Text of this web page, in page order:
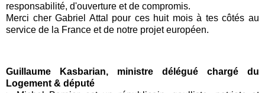
responsabilité, d'ouverture et de compromis.
Merci cher Gabriel Attal pour ces huit mois à tes côtés au
service de la France et de notre projet européen.
Guillaume Kasbarian, ministre délégué chargé du
Logement & député